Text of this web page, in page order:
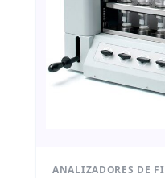
ANALIZADORES DE